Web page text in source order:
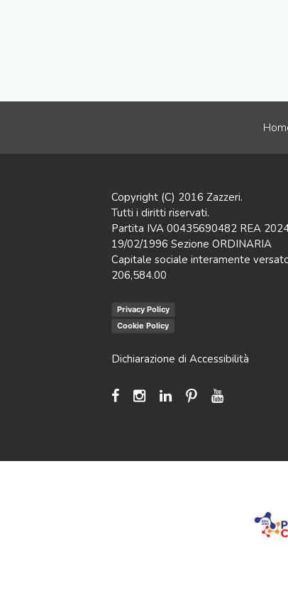
Copyright (C) 2016 Zazzeri.
Tutti i diritti riservati.
Partita IVA 00435690482 REA
19/02/1996 Sezione ORDINARIA
Capitale sociale interamente
206,584.00
Privacy Policy
Cookie Policy
Dichiarazione di Accessibilità